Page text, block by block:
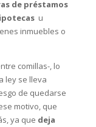
de préstamos
u
inmuebles o
comillas-, lo
ley se lleva
de quedarse
motivo, que
ya que deja